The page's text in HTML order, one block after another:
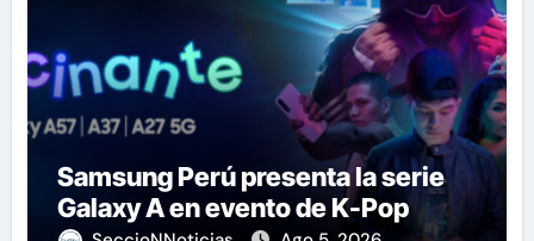
Samsung Perú presenta la serie
Galaxy A en evento de K-Pop